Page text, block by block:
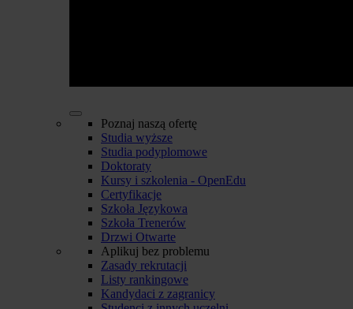
Poznaj naszą ofertę
Studia wyższe
Studia podyplomowe
Doktoraty
Kursy i szkolenia - OpenEdu
Certyfikacje
Szkoła Językowa
Szkoła Trenerów
Drzwi Otwarte
Aplikuj bez problemu
Zasady rekrutacji
Listy rankingowe
Kandydaci z zagranicy